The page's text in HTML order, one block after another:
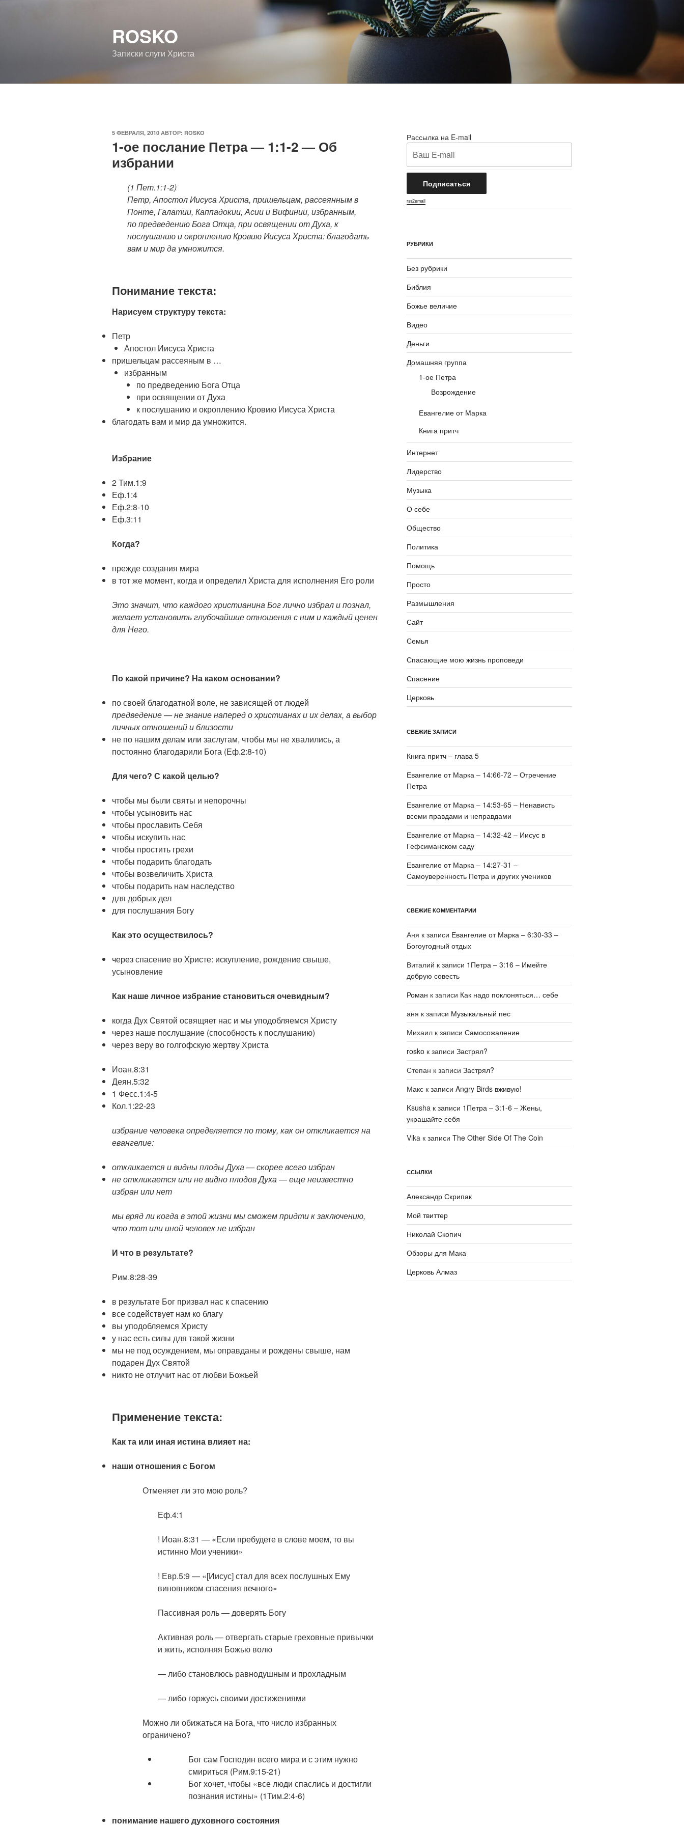
ROSKO
Записки слуги Христа
ОПУБЛИКОВАНО
5 ФЕВРАЛЯ, 2010 АВТОР: ROSKO
1-ое послание Петра — 1:1-2 — Об
избрании
(1 Пет.1:1-2)
Петр, Апостол Иисуса Христа, пришельцам, рассеянным в
Понте, Галатии, Каппадокии, Асии и Вифинии, избранным,
по предведению Бога Отца, при освящении от Духа, к
послушанию и окроплению Кровию Иисуса Христа: благодать
вам и мир да умножится.
Понимание текста:
Нарисуем структуру текста:
Петр
Апостол Иисуса Христа
пришельцам рассеяным в …
избранным
по предведению Бога Отца
при освящении от Духа
к послушанию и окроплению Кровию Иисуса Христа
благодать вам и мир да умножится.
Избрание
2 Тим.1:9
Еф.1:4
Еф.2:8-10
Еф.3:11
Когда?
прежде создания мира
в тот же момент, когда и определил Христа для исполнения Его роли
Это значит, что каждого христианина Бог лично избрал и познал,
желает установить глубочайшие отношения с ним и каждый ценен
для Него.
По какой причине? На каком основании?
по своей благодатной воле, не зависящей от людей
предведение — не знание наперед о христианах и их делах, а выбор
личных отношений и близости
не по нашим делам или заслугам, чтобы мы не хвалились, а
постоянно благодарили Бога (Еф.2:8-10)
Для чего? С какой целью?
чтобы мы были святы и непорочны
чтобы усыновить нас
чтобы прославить Себя
чтобы искупить нас
чтобы простить грехи
чтобы подарить благодать
чтобы возвеличить Христа
чтобы подарить нам наследство
для добрых дел
для послушания Богу
Как это осуществилось?
через спасение во Христе: искупление, рождение свыше,
усыновление
Как наше личное избрание становиться очевидным?
когда Дух Святой освящяет нас и мы уподобляемся Христу
через наше послушание (способность к послушанию)
через веру во голгофскую жертву Христа
Иоан.8:31
Деян.5:32
1 Фесс.1:4-5
Кол.1:22-23
избрание человека определяется по тому, как он откликается на
евангелие:
откликается и видны плоды Духа — скорее всего избран
не откликается или не видно плодов Духа — еще неизвестно
избран или нет
мы вряд ли когда в этой жизни мы сможем придти к заключению,
что тот или иной человек не избран
И что в результате?
Рим.8:28-39
в результате Бог призвал нас к спасению
все содействует нам ко благу
вы уподобляемся Христу
у нас есть силы для такой жизни
мы не под осуждением, мы оправданы и рождены свыше, нам
подарен Дух Святой
никто не отлучит нас от любви Божьей
Применение текста:
Как та или иная истина влияет на:
наши отношения с Богом
Отменяет ли это мою роль?
Еф.4:1
! Иоан.8:31 — «Если пребудете в слове моем, то вы
истинно Мои ученики»
! Евр.5:9 — «[Иисус] стал для всех послушных Ему
виновником спасения вечного»
Пассивная роль — доверять Богу
Активная роль — отвергать старые греховные привычки
и жить, исполняя Божью волю
— либо становлюсь равнодушным и прохладным
— либо горжусь своими достижениями
Можно ли обижаться на Бога, что число избранных
ограничено?
Бог сам Господин всего мира и с этим нужно
смириться (Рим.9:15-21)
Бог хочет, чтобы «все люди спаслись и достигли
познания истины» (1Тим.2:4-6)
понимание нашего духовного состояния
Рассылка на E-mail
rss2email
РУБРИКИ
Без рубрики
Библия
Божье величие
Видео
Деньги
Домашняя группа
1-ое Петра
Возрождение
Евангелие от Марка
Книга притч
Интернет
Лидерство
Музыка
О себе
Общество
Политика
Помощь
Просто
Размышления
Сайт
Семья
Спасающие мою жизнь проповеди
Спасение
Церковь
СВЕЖИЕ ЗАПИСИ
Книга притч – глава 5
Евангелие от Марка – 14:66-72 – Отречение
Петра
Евангелие от Марка – 14:53-65 – Ненависть
всеми правдами и неправдами
Евангелие от Марка – 14:32-42 – Иисус в
Гефсиманском саду
Евангелие от Марка – 14:27-31 –
Самоуверенность Петра и других учеников
СВЕЖИЕ КОММЕНТАРИИ
Аня к записи Евангелие от Марка – 6:30-33 –
Богоугодный отдых
Виталий к записи 1Петра – 3:16 – Имейте
добрую совесть
Роман к записи Как надо поклоняться… себе
аня к записи Музыкальный пес
Михаилк записи Самосожаление
rosko к записи Застрял?
Степан к записи Застрял?
Макск записи Angry Birds вживую!
Ksushaк записи 1Петра – 3:1-6 – Жены,
украшайте себя
Vikaк записи The Other Side Of The Coin
ССЫЛКИ
Александр Скрипак
Мой твиттер
Николай Скопич
Обзоры для Мака
Церковь Алмаз